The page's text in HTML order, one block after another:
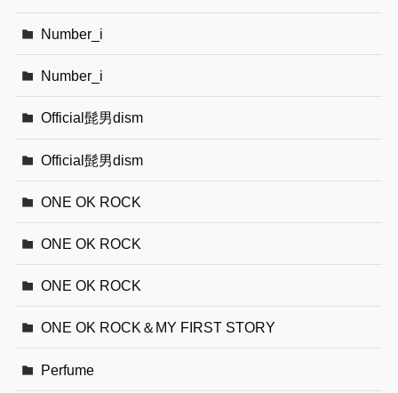
Number_i
Number_i
Official髭男dism
Official髭男dism
ONE OK ROCK
ONE OK ROCK
ONE OK ROCK
ONE OK ROCK＆MY FIRST STORY
Perfume